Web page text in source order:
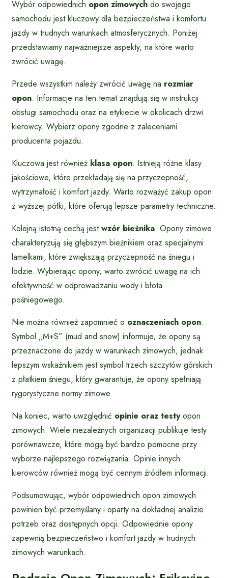
Wybór odpowiednich opon zimowych do swojego
samochodu jest kluczowy dla bezpieczeństwa i komfortu
jazdy w trudnych warunkach atmosferycznych. Poniżej
przedstawiamy najważniejsze aspekty, na które warto
zwrócić uwagę.
Przede wszystkim należy zwrócić uwagę na rozmiar
opon. Informacje na ten temat znajdują się w instrukcji
obsługi samochodu oraz na etykiecie w okolicach drzwi
kierowcy. Wybierz opony zgodne z zaleceniami
producenta pojazdu.
Kluczowa jest również klasa opon. Istnieją różne klasy
jakościowe, które przekładają się na przyczepność,
wytrzymałość i komfort jazdy. Warto rozważyć zakup opon
z wyższej półki, które oferują lepsze parametry techniczne.
Kolejną istotną cechą jestwzór bieżnika. Opony zimowe
charakteryzują się głębszym bieżnikiem oraz specjalnymi
lamelkami, które zwiększają przyczepność na śniegu i
lodzie. Wybierając opony, warto zwrócić uwagę na ich
efektywność w odprowadzaniu wody i błota
pośniegowego.
Nie można również zapomnieć o oznaczeniach opon.
Symbol „M+S” (mud and snow) informuje, że opony są
przeznaczone do jazdy w warunkach zimowych, jednak
lepszym wskaźnikiem jest symbol trzech szczytów górskich
z płatkiem śniegu, który gwarantuje, że opony spełniają
rygorystyczne normy zimowe.
Na koniec, warto uwzględnić opinie oraz testyopon
zimowych. Wiele niezależnych organizacji publikuje testy
porównawcze, które mogą być bardzo pomocne przy
wyborze najlepszego rozwiązania. Opinie innych
kierowców również mogą być cennym źródłem informacji.
Podsumowując, wybór odpowiednich opon zimowych
powinien być przemyślany i oparty na dokładnej analizie
potrzeb oraz dostępnych opcji. Odpowiednie opony
zapewnią bezpieczeństwo i komfort jazdy w trudnych
zimowych warunkach.